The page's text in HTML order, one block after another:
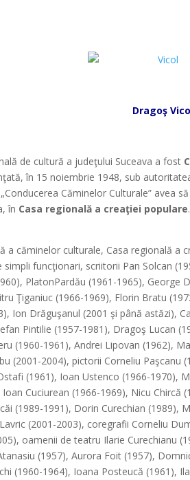
Dragoş
de cultură a judeţului Suceava a fost
în 15 noiembrie 1948, sub
Căminelor Culturale” avea
în Casa regională a creaţiei populare.
a căminelor culturale, Casa regională a
funcţionari, scriitorii Pan Solcan
PlatonPardău (1961-1965), George
Ţiganiuc (1966-1969), Florin Bratu
Ion Drăguşanul (2001 şi până astăzi),
Pintilie (1957-1981), Dragoş Lucan
(1960-1961), Andrei Lipovan (1962),
(2001-2004), pictorii Corneliu Paşcanu
(1961), Ioan Ustenco (1966-1970),
Cuciurean (1966-1969), Nicu Chircă
(1989-1991), Dorin Curechian (1989),
(2001-2003), coregrafii Corneliu
oamenii de teatru Ilarie Curechianu
(1957), Aurora Foit (1957),
(1960-1964), Ioana Posteucă (1961),